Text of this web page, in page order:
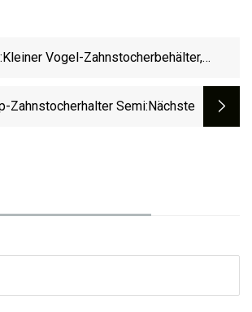
Kleiner Vogel-Zahnstocherbehälter,
Zahnstocherhalter, Aufbewahrungsbox,
Zahnstocherhalter Semi:nächste